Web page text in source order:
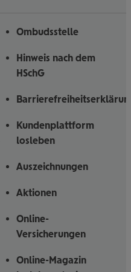
Ombudsstelle
Hinweis nach dem
HSchG
Kundenplattform
losleben
Auszeichnungen
Aktionen
Online-
Versicherungen
Online-Magazin
uns